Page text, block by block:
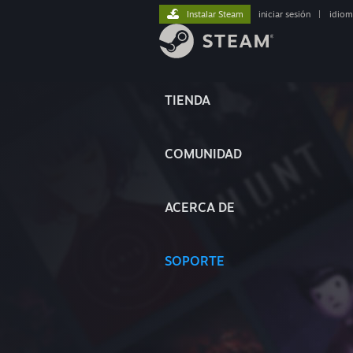
TIENDA
COMUNIDAD
ACERCA DE
SOPORTE
Instalar Steam iniciar sesión